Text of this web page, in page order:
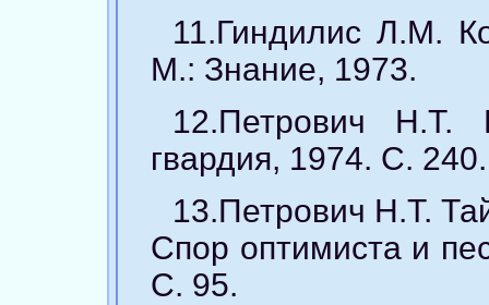
11.Гиндилис Л.M.
М.: Знание, 1973.
12.Петрович
гвардия, 1974. С. 240.
13.Петрович Н.Т.
Спор оптимиста и
С. 95.